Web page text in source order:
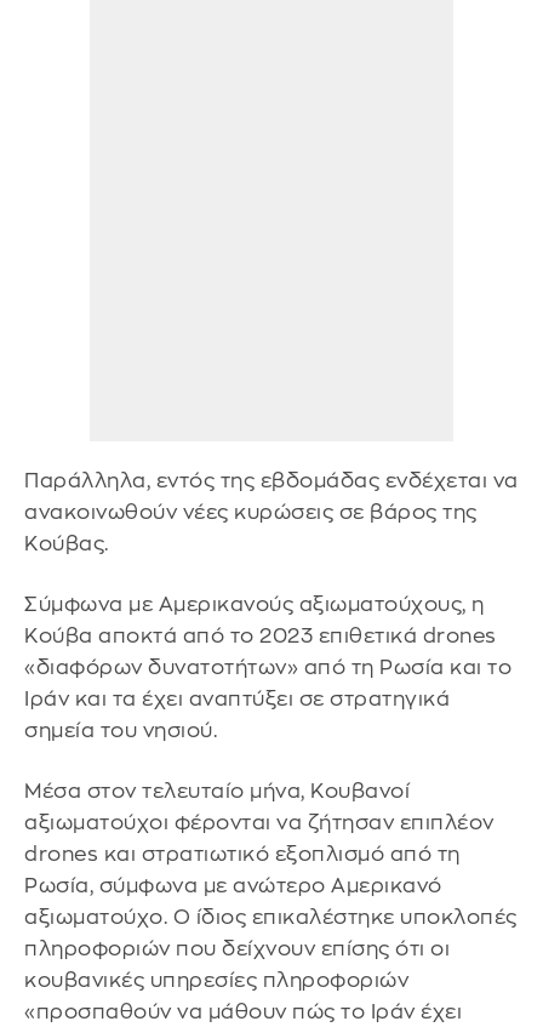
Παράλληλα, εντός της εβδομάδας ενδέχεται να
ανακοινωθούν νέες κυρώσεις σε βάρος της
Κούβας.
Σύμφωνα με Αμερικανούς αξιωματούχους, η
Κούβα αποκτά από το 2023 επιθετικά drones
«διαφόρων δυνατοτήτων» από τη Ρωσία και το
Ιράν και τα έχει αναπτύξει σε στρατηγικά
σημεία του νησιού.
Μέσα στον τελευταίο μήνα, Κουβανοί
αξιωματούχοι φέρονται να ζήτησαν επιπλέον
drones και στρατιωτικό εξοπλισμό από τη
Ρωσία, σύμφωνα με ανώτερο Αμερικανό
αξιωματούχο. Ο ίδιος επικαλέστηκε υποκλοπές
πληροφοριών που δείχνουν επίσης ότι οι
κουβανικές υπηρεσίες πληροφοριών
«προσπαθούν να μάθουν πώς το Ιράν έχει